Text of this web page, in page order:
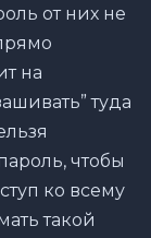
от них не
на
туда
чтобы
ко всему
такой